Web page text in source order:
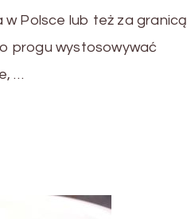
w Polsce lub też za granicą
progu wystosowywać
…